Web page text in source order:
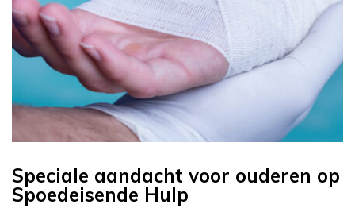
Speciale aandacht voor ouderen op
Spoedeisende Hulp